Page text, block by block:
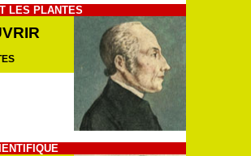
LES PLANTES